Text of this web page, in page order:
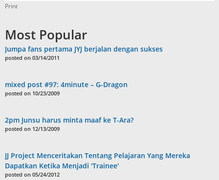
Print
Most Popular
Jumpa fans pertama JYJ berjalan dengan sukses
posted on 03/14/2011
mixed post #97: 4minute – G-Dragon
posted on 10/23/2009
2pm Junsu harus minta maaf ke T-Ara?
posted on 12/13/2009
JJ Project Menceritakan Tentang Pelajaran Yang Mereka
Dapatkan Ketika Menjadi 'Trainee'
posted on 05/24/2012